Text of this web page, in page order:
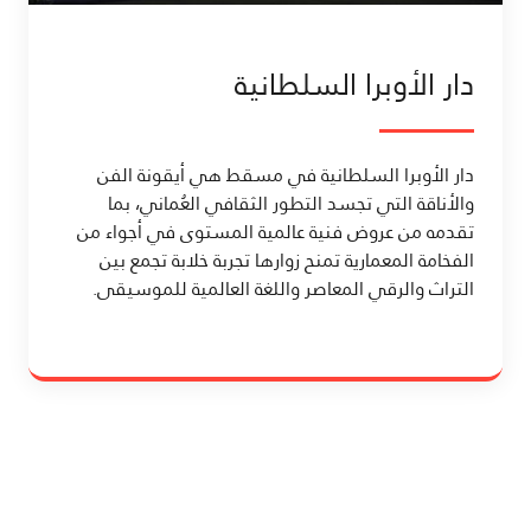
دار الأوبرا السلطانية
دار الأوبرا السلطانية في مسقط هي أيقونة الفن
والأناقة التي تجسد التطور الثقافي العُماني، بما
تقدمه من عروض فنية عالمية المستوى في أجواء من
الفخامة المعمارية تمنح زوارها تجربة خلابة تجمع بين
التراث والرقي المعاصر واللغة العالمية للموسيقى.